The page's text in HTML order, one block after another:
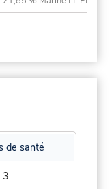
de santé
3